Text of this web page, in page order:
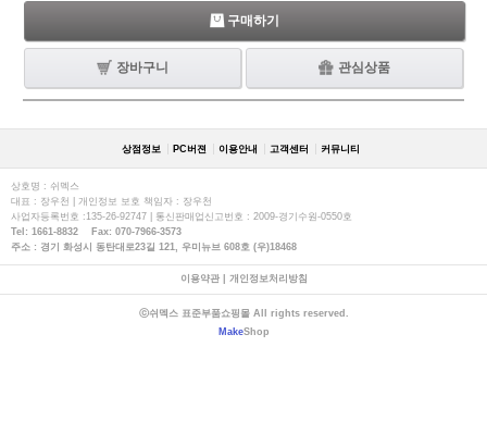
구매하기
장바구니 관심상품
상점정보 PC버젼 이용안내 고객센터 커뮤니티
상호명 : 쉬멕스
대표 : 장우천 | 개인정보 보호 책임자 : 장우천
사업자등록번호 :135-26-92747 | 통신판매업신고번호 : 2009-경기수원-0550호
Tel: 1661-8832 Fax: 070-7966-3573
주소 : 경기 화성시 동탄대로23길 121, 우미뉴브 608호 (우)18468
이용약관| 개인정보처리방침
ⓒ쉬멕스 표준부품쇼핑몰 All rights reserved.
MakeShop